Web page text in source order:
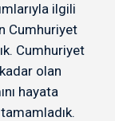
ilgili
Cumhuriyet
Cumhuriyet
olan
hayata